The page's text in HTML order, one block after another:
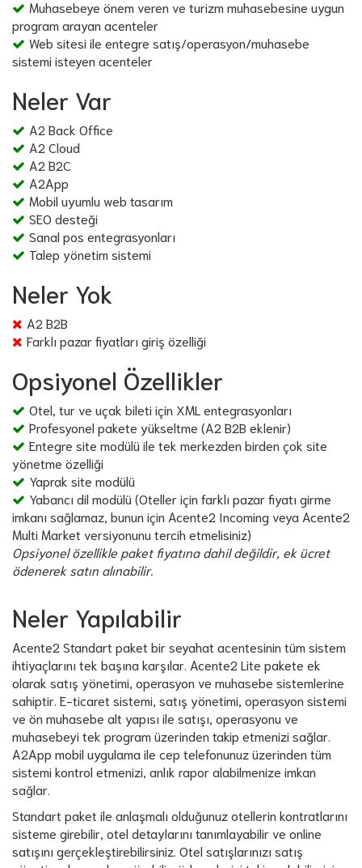
Muhasebeye önem veren ve turizm muhasebesine uygun
program arayan acenteler
Web sitesi ile entegre satış/operasyon/muhasebe
sistemi isteyen acenteler
Neler Var
A2 Back Office
A2 Cloud
A2 B2C
A2App
Mobil uyumlu web tasarım
SEO desteği
Sanal pos entegrasyonları
Talep yönetim sistemi
Neler Yok
A2 B2B
Farklı pazar fiyatları giriş özelliği
Opsiyonel Özellikler
Otel, tur ve uçak bileti için XML entegrasyonları
Profesyonel pakete yükseltme (A2 B2B eklenir)
Entegre site modülü ile tek merkezden birden çok site
yönetme özelliği
Yaprak site modülü
Yabancı dil modülü (Oteller için farklı pazar fiyatı girme
imkanı sağlamaz, bunun için Acente2 Incoming veya Acente2
Multi Market versiyonunu tercih etmelisiniz)
Opsiyonel özellikle paket fiyatına dahil değildir, ek ücret
ödenerek satın alınabilir.
Neler Yapılabilir
Acente2 Standart paket bir seyahat acentesinin tüm sistem
ihtiyaçlarını tek başına karşılar. Acente2 Lite pakete ek
olarak satış yönetimi, operasyon ve muhasebe sistemlerine
sahiptir. E-ticaret sistemi, satış yönetimi, operasyon sistemi
ve ön muhasebe alt yapısı ile satışı, operasyonu ve
muhasebeyi tek program üzerinden takip etmenizi sağlar.
A2App mobil uygulama ile cep telefonunuz üzerinden tüm
sistemi kontrol etmenizi, anlık rapor alabilmenize imkan
sağlar.
Standart paket ile anlaşmalı olduğunuz otellerin kontratlarını
sisteme girebilir, otel detaylarını tanımlayabilir ve online
satışını gerçekleştirebilirsiniz. Otel satışlarınızı satış